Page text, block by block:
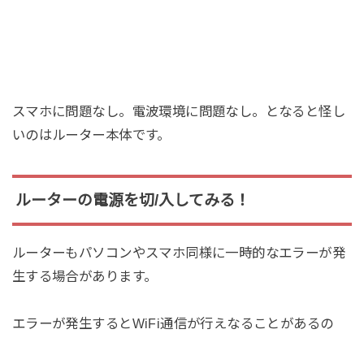
スマホに問題なし。電波環境に問題なし。となると怪し
いのはルーター本体です。
ルーターの電源を切/入してみる！
ルーターもパソコンやスマホ同様に一時的なエラーが発
生する場合があります。
エラーが発生するとWiFi通信が行えなることがあるの